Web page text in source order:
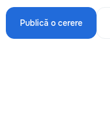
Publică o cerere